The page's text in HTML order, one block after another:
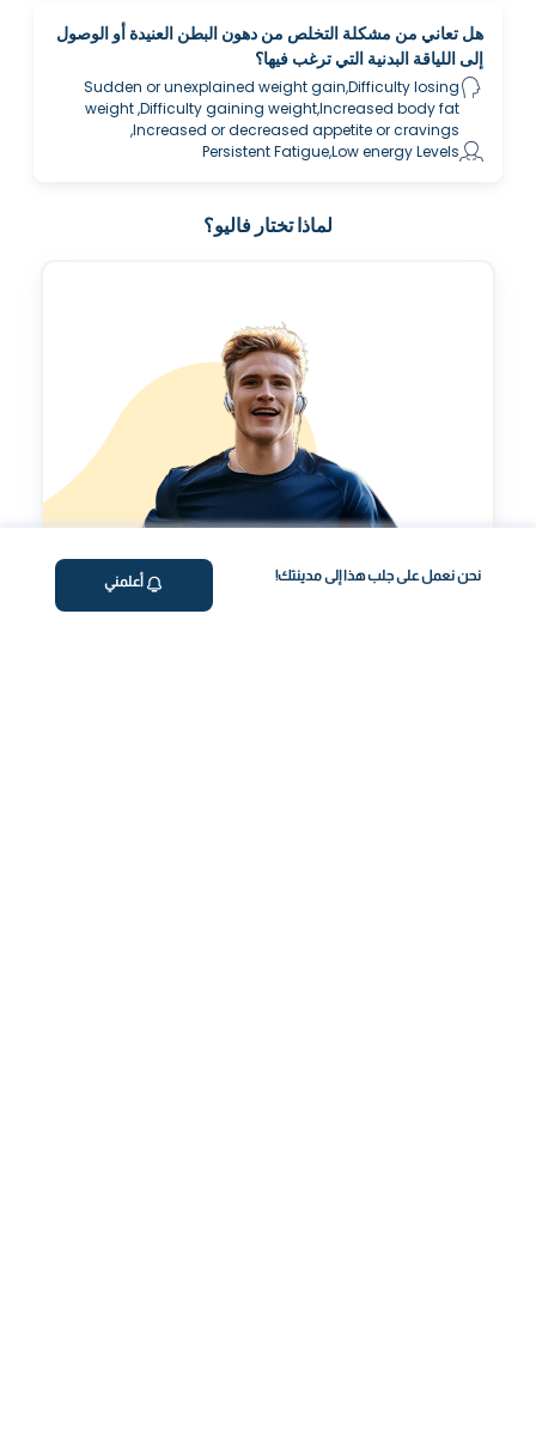
نحن نعمل على جلب هذا إلى مدينتك! أعلمني
هل تعاني من مشكلة التخلص من دهون البطن العنيدة أو الوصول
إلى اللياقة البدنية التي ترغب فيها؟
Sudden or unexplained weight gain,Difficulty losing
weight ,Difficulty gaining weight,Increased body fat
,Increased or decreased appetite or cravings
Persistent Fatigue,Low energy Levels
لماذا تختار فاليو؟